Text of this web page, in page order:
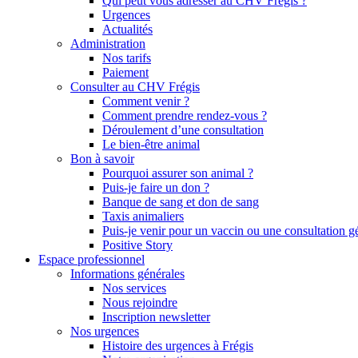
Urgences
Actualités
Administration
Nos tarifs
Paiement
Consulter au CHV Frégis
Comment venir ?
Comment prendre rendez-vous ?
Déroulement d’une consultation
Le bien-être animal
Bon à savoir
Pourquoi assurer son animal ?
Puis-je faire un don ?
Banque de sang et don de sang
Taxis animaliers
Puis-je venir pour un vaccin ou une consultation
Positive Story
Espace professionnel
Informations générales
Nos services
Nous rejoindre
Inscription newsletter
Nos urgences
Histoire des urgences à Frégis